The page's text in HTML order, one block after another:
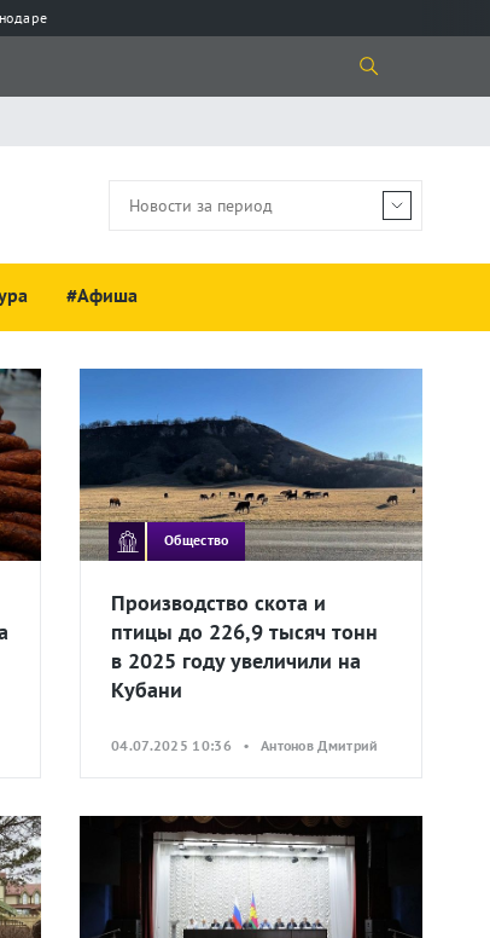
#Афиша
Общество
Производство скота и
птицы до 226,9 тысяч тонн
в 2025 году увеличили на
Кубани
04.07.2025 10:36 • Антонов Дмитрий